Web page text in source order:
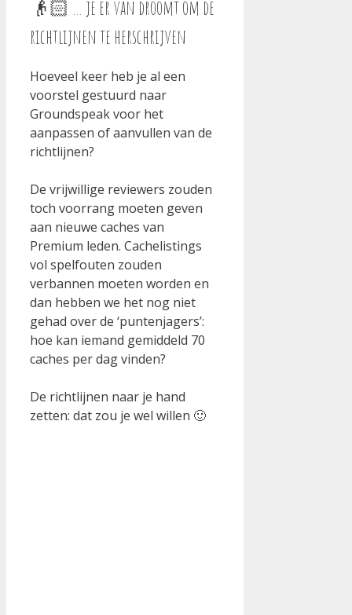
👴🏻 … je er van droomt om de
richtlijnen te herschrijven
Hoeveel keer heb je al een
voorstel gestuurd naar
Groundspeak voor het
aanpassen of aanvullen van de
richtlijnen?
De vrijwillige reviewers zouden
toch voorrang moeten geven
aan nieuwe caches van
Premium leden. Cachelistings
vol spelfouten zouden
verbannen moeten worden en
dan hebben we het nog niet
gehad over de ‘puntenjagers’:
hoe kan iemand gemiddeld 70
caches per dag vinden?
De richtlijnen naar je hand
zetten: dat zou je wel willen 🙂